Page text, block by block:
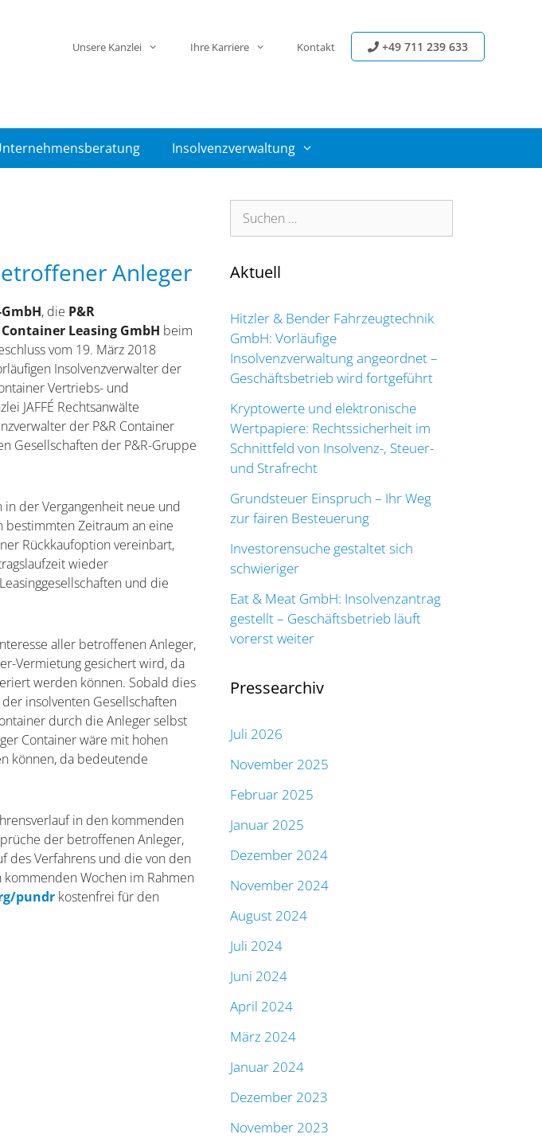
Unsere Kanzlei Ihre Karriere Kontakt +49 711 239 633
Insolvenzverwaltung
Anleger
, die P&R
Container Leasing GmbH beim
vom 19. März 2018
Insolvenzverwalter der
Vertriebs- und
JAFFÉ Rechtsanwälte
der P&R Container
Gesellschaften der P&R-Gruppe
der Vergangenheit neue und
bestimmten Zeitraum an eine
Rückkaufoption vereinbart,
wieder
und die
aller betroffenen Anleger,
Vermietung gesichert wird, da
werden können. Sobald dies
insolventen Gesellschaften
durch die Anleger selbst
Container wäre mit hohen
können, da bedeutende
in den kommenden
der betroffenen Anleger,
des Verfahrens und die von den
Wochen im Rahmen
pundr kostenfrei für den
Suchen
nach:
Aktuell
Hitzler & Bender Fahrzeugtechnik
GmbH: Vorläufige
Insolvenzverwaltung angeordnet –
Geschäftsbetrieb wird fortgeführt
Kryptowerte und elektronische
Wertpapiere: Rechtssicherheit im
Schnittfeld von Insolvenz-, Steuer-
und Strafrecht
Grundsteuer Einspruch – Ihr Weg
zur fairen Besteuerung
Investorensuche gestaltet sich
schwieriger
Eat & Meat GmbH: Insolvenzantrag
gestellt – Geschäftsbetrieb läuft
vorerst weiter
Pressearchiv
Juli 2026
November 2025
Februar 2025
Januar 2025
Dezember 2024
November 2024
August 2024
Juli 2024
Juni 2024
April 2024
März 2024
Januar 2024
Dezember 2023
November 2023